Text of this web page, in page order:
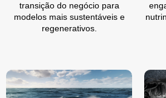
transição do negócio para
modelos mais sustentáveis e
regenerativos.